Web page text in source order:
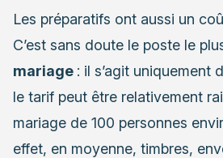
Les préparatifs ont aussi un
C’est sans doute le poste le
mariage : il s’agit uniquement
le tarif peut être relativement
mariage de 100 personnes
effet, en moyenne, timbres,